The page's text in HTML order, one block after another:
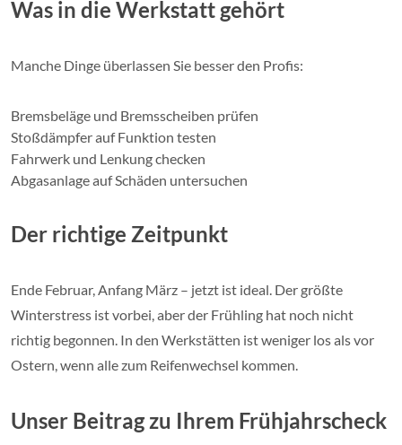
Was in die Werkstatt gehört
Manche Dinge überlassen Sie besser den Profis:
Bremsbeläge und Bremsscheiben prüfen
Stoßdämpfer auf Funktion testen
Fahrwerk und Lenkung checken
Abgasanlage auf Schäden untersuchen
Der richtige Zeitpunkt
Ende Februar, Anfang März – jetzt ist ideal. Der größte
Winterstress ist vorbei, aber der Frühling hat noch nicht
richtig begonnen. In den Werkstätten ist weniger los als vor
Ostern, wenn alle zum Reifenwechsel kommen.
Unser Beitrag zu Ihrem Frühjahrscheck